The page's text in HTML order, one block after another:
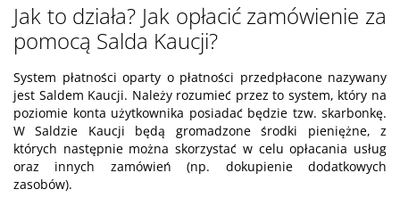
Jak to działa? Jak opłacić zamówienie za
pomocą Salda Kaucji?
System płatności oparty o płatności przedpłacone nazywany
jest Saldem Kaucji. Należy rozumieć przez to system, który na
poziomie konta użytkownika posiadać będzie tzw. skarbonkę.
W Saldzie Kaucji będą gromadzone środki pieniężne, z
których następnie można skorzystać w celu opłacania usług
oraz innych zamówień (np. dokupienie dodatkowych
zasobów).